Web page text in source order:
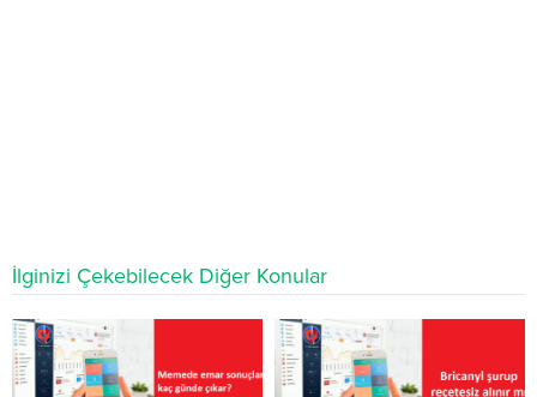
İlginizi Çekebilecek Diğer Konular